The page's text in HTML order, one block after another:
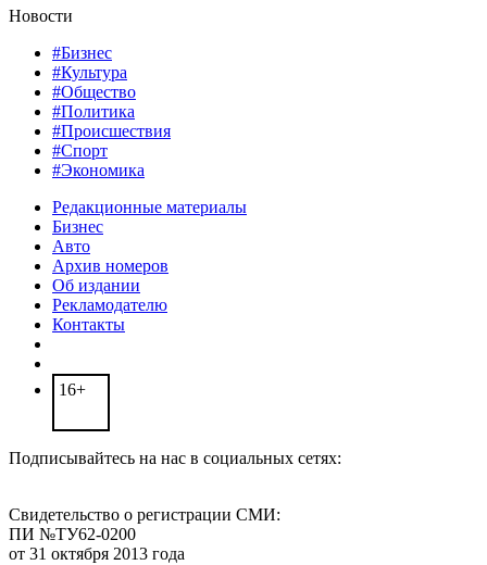
Новости
#Бизнес
#Культура
#Общество
#Политика
#Происшествия
#Спорт
#Экономика
Редакционные материалы
Бизнес
Авто
Архив номеров
Об издании
Рекламодателю
Контакты
16+
Подписывайтесь на нас в социальных сетях:
Свидетельство о регистрации СМИ:
ПИ №ТУ62-0200
от 31 октября 2013 года